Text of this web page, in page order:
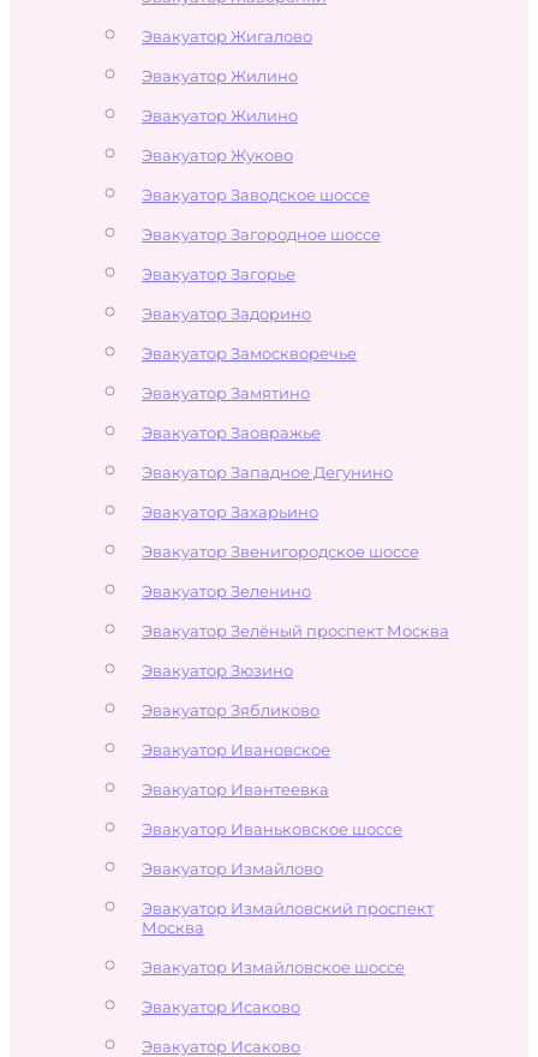
Эвакуатор Жигалово
Эвакуатор Жилино
Эвакуатор Жилино
Эвакуатор Жуково
Эвакуатор Заводское шоссе
Эвакуатор Загородное шоссе
Эвакуатор Загорье
Эвакуатор Задорино
Эвакуатор Замоскворечье
Эвакуатор Замятино
Эвакуатор Заовражье
Эвакуатор Западное Дегунино
Эвакуатор Захарьино
Эвакуатор Звенигородское шоссе
Эвакуатор Зеленино
Эвакуатор Зелёный проспект Москва
Эвакуатор Зюзино
Эвакуатор Зябликово
Эвакуатор Ивановское
Эвакуатор Ивантеевка
Эвакуатор Иваньковское шоссе
Эвакуатор Измайлово
Эвакуатор Измайловский проспект
Москва
Эвакуатор Измайловское шоссе
Эвакуатор Исаково
Эвакуатор Исаково